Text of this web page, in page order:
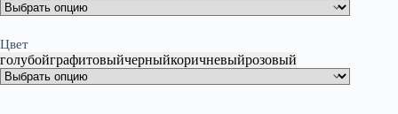
Цвет
голубойграфитовыйчерныйкоричневыйрозовый